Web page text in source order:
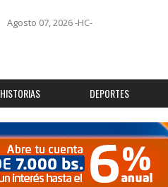
Agosto 07, 2026 -HC-
HISTORIAS DEPORTES